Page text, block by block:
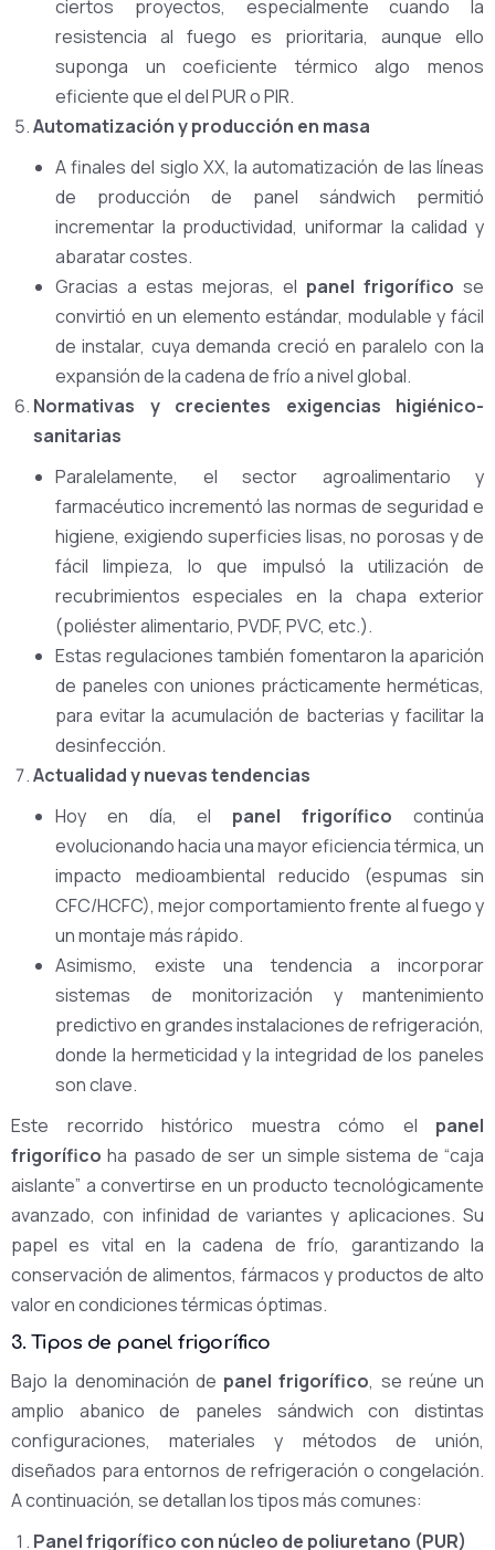
ciertos proyectos, especialmente cuando la
resistencia al fuego es prioritaria, aunque ello
suponga un coeficiente térmico algo menos
eficiente que el del PUR o PIR.
Automatización y producción en masa
A finales del siglo XX, la automatización de las líneas
de producción de panel sándwich permitió
incrementar la productividad, uniformar la calidad y
abaratar costes.
Gracias a estas mejoras, el panel frigorífico se
convirtió en un elemento estándar, modulable y fácil
de instalar, cuya demanda creció en paralelo con la
expansión de la cadena de frío a nivel global.
Normativas y crecientes exigencias higiénico-
sanitarias
Paralelamente, el sector agroalimentario y
farmacéutico incrementó las normas de seguridad e
higiene, exigiendo superficies lisas, no porosas y de
fácil limpieza, lo que impulsó la utilización de
recubrimientos especiales en la chapa exterior
(poliéster alimentario, PVDF, PVC, etc.).
Estas regulaciones también fomentaron la aparición
de paneles con uniones prácticamente herméticas,
para evitar la acumulación de bacterias y facilitar la
desinfección.
Actualidad y nuevas tendencias
Hoy en día, el panel frigorífico continúa
evolucionando hacia una mayor eficiencia térmica, un
impacto medioambiental reducido (espumas sin
CFC/HCFC), mejor comportamiento frente al fuego y
un montaje más rápido.
Asimismo, existe una tendencia a incorporar
sistemas de monitorización y mantenimiento
predictivo en grandes instalaciones de refrigeración,
donde la hermeticidad y la integridad de los paneles
son clave.
Este recorrido histórico muestra cómo el panel
frigorífico ha pasado de ser un simple sistema de “caja
aislante” a convertirse en un producto tecnológicamente
avanzado, con infinidad de variantes y aplicaciones. Su
papel es vital en la cadena de frío, garantizando la
conservación de alimentos, fármacos y productos de alto
valor en condiciones térmicas óptimas.
3. Tipos de panel frigorífico
Bajo la denominación de panel frigorífico, se reúne un
amplio abanico de paneles sándwich con distintas
configuraciones, materiales y métodos de unión,
diseñados para entornos de refrigeración o congelación.
A continuación, se detallan los tipos más comunes:
Panel frigorífico con núcleo de poliuretano (PUR)